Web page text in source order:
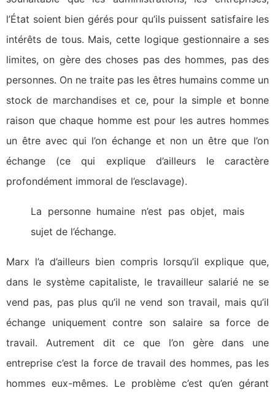
l’État soient bien gérés pour qu’ils puissent satisfaire les
intérêts de tous. Mais, cette logique gestionnaire a ses
limites, on gère des choses pas des hommes, pas des
personnes. On ne traite pas les êtres humains comme un
stock de marchandises et ce, pour la simple et bonne
raison que chaque homme est pour les autres hommes
un être avec qui l’on échange et non un être que l’on
échange (ce qui explique d’ailleurs le caractère
profondément immoral de l’esclavage).
La personne humaine n’est pas objet, mais
sujet de l’échange.
Marx l’a d’ailleurs bien compris lorsqu’il explique que,
dans le système capitaliste, le travailleur salarié ne se
vend pas, pas plus qu’il ne vend son travail, mais qu’il
échange uniquement contre son salaire sa force de
travail. Autrement dit ce que l’on gère dans une
entreprise c’est la force de travail des hommes, pas les
hommes eux-mêmes. Le problème c’est qu’en gérant